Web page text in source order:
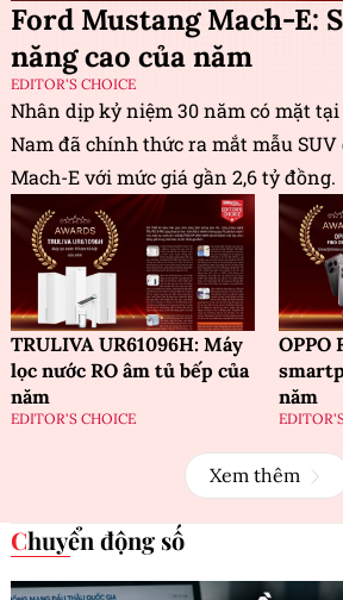
Ford Mustang Mach-E:
năng cao của năm
EDITOR'S CHOICE
Nhân dịp kỷ niệm 30 năm có mặt
Nam đã chính thức ra mắt mẫu
Mach-E với mức giá gần 2,6 tỷ đồng.
TRULIVA UR61096H: Máy
lọc nước RO âm tủ bếp của
năm
EDITOR'S CHOICE
OPPO
năm
Xem thêm
Chuyển động số